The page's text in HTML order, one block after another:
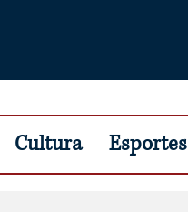
Cultura Esportes